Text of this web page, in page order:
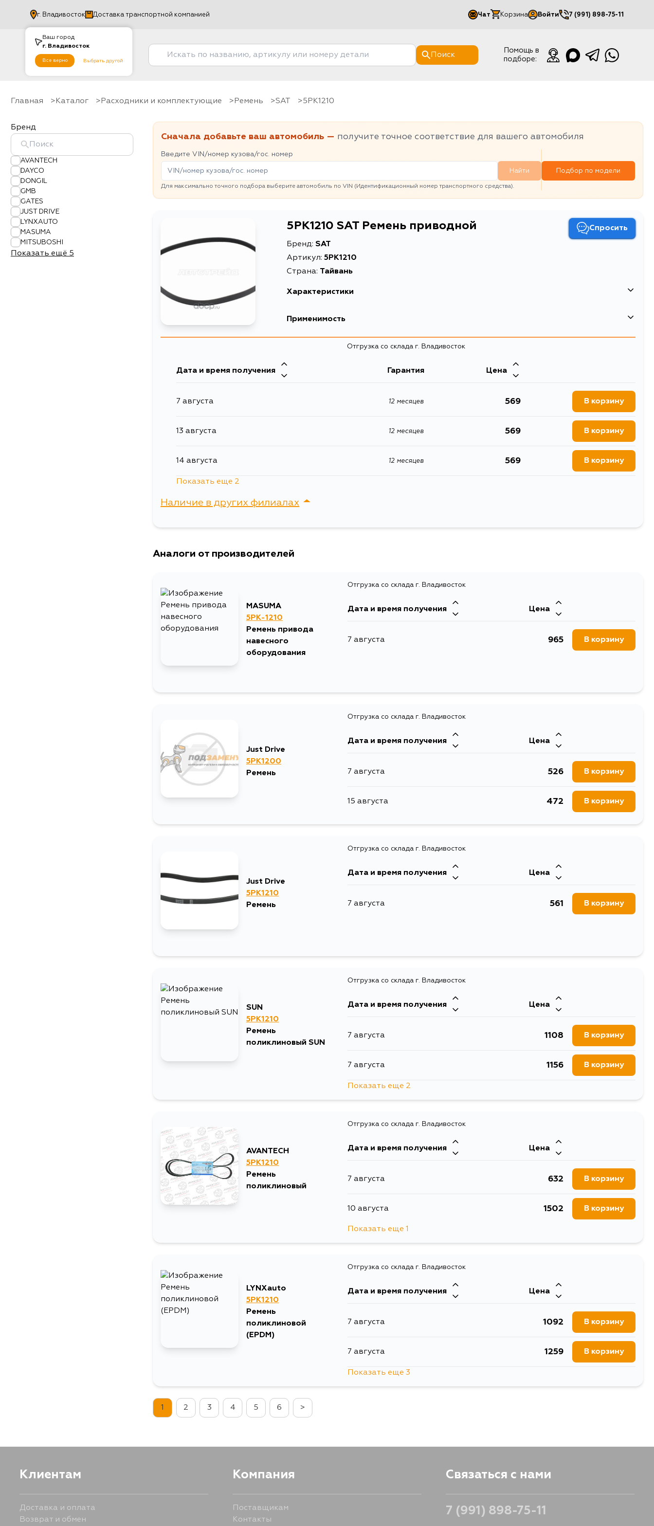
Ваш город
г. Владивосток
Все верно Выбрать другой
г. Владивосток Доставка транспортной компанией Чат Корзина Войти
Мой кабинет
7 (991) 898-75-11
Поиск
Помощь в
подборе:
Главная Каталог Расходники и комплектующие Ремень SAT 5PK1210
Бренд
AVANTECH
DAYCO
DONGIL
GMB
GATES
JUST DRIVE
LYNXAUTO
MASUMA
MITSUBOSHI
Показать ещё 5
Сначала добавьте ваш автомобиль — получите точное соответствие для вашего автомобиля
Введите VIN/номер кузова/гос. номер
Найти
Для максимально точного подбора выберите автомобиль по VIN (Идентификационный номер транспортного средства).
Подбор по модели
5PK1210 SAT Ремень приводной Спросить
Бренд: SAT
Артикул:5PK1210
Страна: Тайвань
Характеристики
Описание
Применимость
ST215, VZV21, ST171, CT171, 160, ST150, 162, CT150, ST170, ET176, CE80,
CV11R, CV10R, CV10, CV11, CE90L, CE80L, CE80R, CE120L, CT150L,
Отгрузка со склада г. Владивосток
Дата и время получения Гарантия Цена
7 августа 12 месяцев 569 В корзину
13 августа 12 месяцев 569 В корзину
14 августа 12 месяцев 569 В корзину
Показать еще 2
Наличие в других филиалах
Аналоги от производителей
MASUMA
5PK-1210
Ремень привода
навесного
оборудования
Отгрузка со склада г. Владивосток
Дата и время получения Цена
7 августа 965 В корзину
Just Drive
5PK1200
Ремень
Отгрузка со склада г. Владивосток
Дата и время получения Цена
7 августа 526 В корзину
15 августа 472 В корзину
Just Drive
5PK1210
Ремень
Отгрузка со склада г. Владивосток
Дата и время получения Цена
7 августа 561 В корзину
SUN
5PK1210
Ремень
поликлиновый SUN
Отгрузка со склада г. Владивосток
Дата и время получения Цена
7 августа 1108 В корзину
7 августа 1156 В корзину
12 августа
Показать еще 2
AVANTECH
5PK1210
Ремень
поликлиновый
Отгрузка со склада г. Владивосток
Дата и время получения Цена
7 августа 632 В корзину
10 августа 1502 В корзину
Показать еще 1
LYNXauto
5PK1210
Ремень
поликлиновой
(EPDM)
Отгрузка со склада г. Владивосток
Дата и время получения Цена
7 августа 1092 В корзину
7 августа 1259 В корзину
Показать еще 3
1 2 3 4 5 6 >
Клиентам
Доставка и оплата
Возврат и обмен
Компания
Поставщикам
Контакты
Связаться с нами
7 (991) 898-75-11